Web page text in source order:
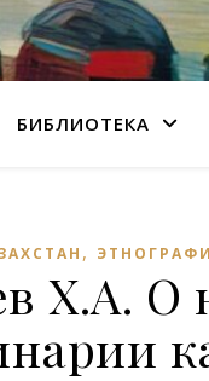
БИБЛИОТЕКА
,
Х.А. О